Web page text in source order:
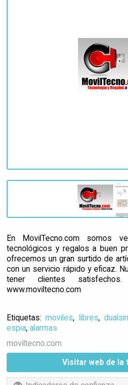
En MovilTecno.com somos
tecnológicos y regalos a buen
ofrecemos un gran surtido de
con un servicio rápido y eficaz.
tener clientes
www.moviltecno.com
Etiquetas:moviles, libres,
espia, alarmas
moviltecno.com
Visitar web de la